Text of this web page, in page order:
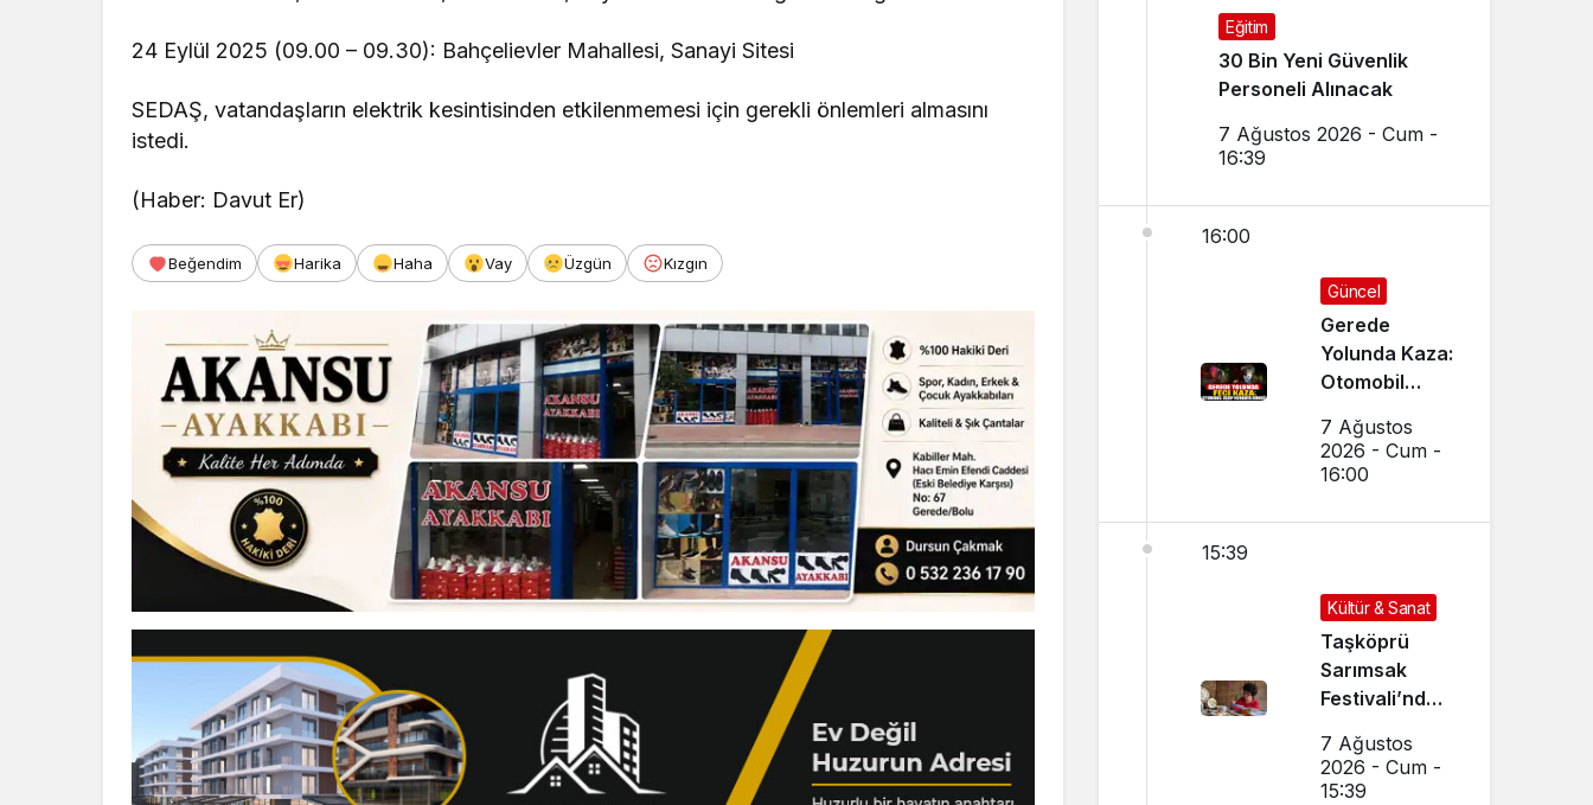
24 Eylül 2025 (09.00 – 09.30): Bahçelievler Mahallesi, Sanayi Sitesi
SEDAŞ, vatandaşların elektrik kesintisinden etkilenmemesi için gerekli önlemleri almasını
istedi.
(Haber: Davut Er)
Beğendim Harika Haha Vay Üzgün Kızgın
Eğitim
30 Bin Yeni Güvenlik
Personeli Alınacak
7 Ağustos 2026 - Cum -
16:39
16:00
Güncel
Gerede
Yolunda Kaza:
Otomobil
Hurdaya
Döndü
7 Ağustos
2026 - Cum -
16:00
15:39
Kültür & Sanat
Taşköprü
Sarımsak
Festivali’nde
Yöresel
Lezzetler
7 Ağustos
2026 - Cum -
15:39